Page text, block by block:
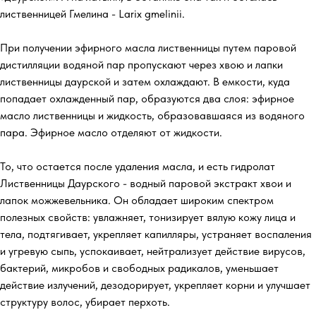
лиственницей Гмелина - Larix gmelinii.
При получении эфирного масла лиственницы путем паровой
дистилляции водяной пар пропускают через хвою и лапки
лиственницы даурской и затем охлаждают. В емкости, куда
попадает охлажденный пар, образуются два слоя: эфирное
масло лиственницы и жидкость, образовавшаяся из водяного
пара. Эфирное масло отделяют от жидкости.
То, что остается после удаления масла, и есть гидролат
Лиственницы Даурского - водный паровой экстракт хвои и
лапок можжевельника. Он обладает широким спектром
полезных свойств: увлажняет, тонизирует вялую кожу лица и
тела, подтягивает, укрепляет капилляры, устраняет воспаления
и угревую сыпь, успокаивает, нейтрализует действие вирусов,
бактерий, микробов и свободных радикалов, уменьшает
действие излучений, дезодорирует, укрепляет корни и улучшает
структуру волос, убирает перхоть.